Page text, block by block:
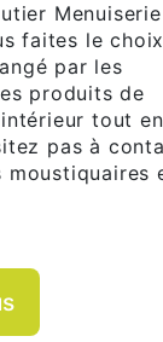
Menuiserie
faites le choix
par les
produits de
tout en
pas à
moustiquaires